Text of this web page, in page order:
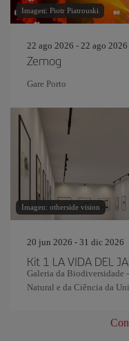
Imagen: Piotr Piatrouski
22 ago 2026 - 22 ago 2026
Zemog
Gare Porto
Imagen: otherside vision
20 jun 2026 - 31 dic 2026
Kit 1 LA VIDA DEL
Galeria da Biodiversidade
Natural e da Ciência da